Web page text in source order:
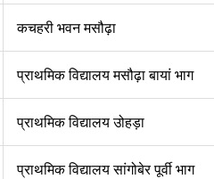
कचहरी भवन मसौढ़ा
प्राथमिक विद्यालय मसौढ़ा बायां भाग
प्राथमिक विद्यालय उोहड़ा
प्राथमिक विद्यालय सांगोबेर पूर्वी भाग